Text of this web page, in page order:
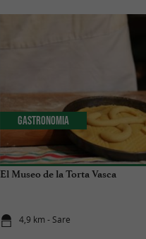
El Museo de la Torta Vasca
4,9 km - Sare
Gastronomia